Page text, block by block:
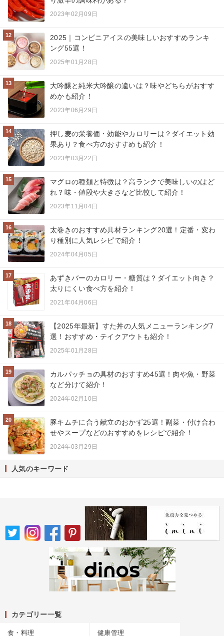
2023年02月09日
12
2025｜コンビニアイスの美味しいおすすめランキ
ング55選！
2025年01月28日
13
大吟醸と純米大吟醸の違いは？味やどちらがおすす
めかも紹介！
2023年06月29日
14
押し麦の栄養価・効能やカロリーは？ダイエット効
果あり？食べ方のおすすめも紹介！
2023年03月22日
15
マグロの種類と特徴は？高ランクで美味しいのはど
れ？味・値段や大きさなど比較して紹介！
2023年11月04日
16
太巻きのおすすめ具材ランキング20選！定番・変わ
り種別に人気レシピで紹介！
2024年04月05日
17
あずきバーのカロリー・糖質は？ダイエット向き？
太りにくい食べ方を紹介！
2021年04月06日
18
【2025年最新】すた丼の人気メニューランキング7
選！おすすめ・テイクアウトも紹介！
2025年01月28日
19
カルパッチョの具材のおすすめ45選！肉や魚・野菜
など分けて紹介！
2024年02月10日
20
豚キムチに合う献立のおかず25選！副菜・付け合わ
せやスープなどのおすすめをレシピで紹介！
2024年03月29日
人気のキーワード
カテゴリー一覧
食・料理 健康管理